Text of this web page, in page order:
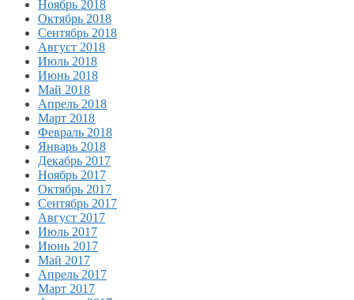
Ноябрь 2018
Октябрь 2018
Сентябрь 2018
Август 2018
Июль 2018
Июнь 2018
Май 2018
Апрель 2018
Март 2018
Февраль 2018
Январь 2018
Декабрь 2017
Ноябрь 2017
Октябрь 2017
Сентябрь 2017
Август 2017
Июль 2017
Июнь 2017
Май 2017
Апрель 2017
Март 2017